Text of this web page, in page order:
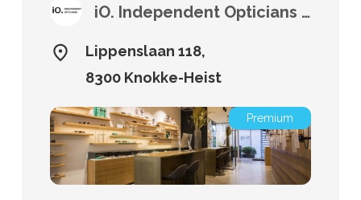
iO. Independent Opticians Knokke
Lippenslaan 118,
8300 Knokke-Heist
Premium